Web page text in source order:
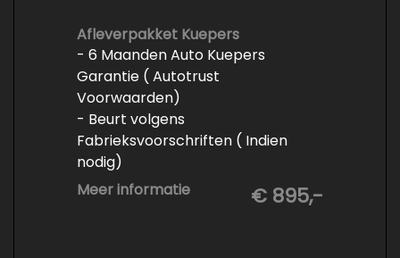
Afleverpakket Kuepers
- 6 Maanden Auto Kuepers
Garantie ( Autotrust
Voorwaarden)
- Beurt volgens
Fabrieksvoorschriften ( Indien
nodig)
- Minimaal 6 maanden APK
- Minimaal 3 mm banden profiel
Meer informatie € 895,-